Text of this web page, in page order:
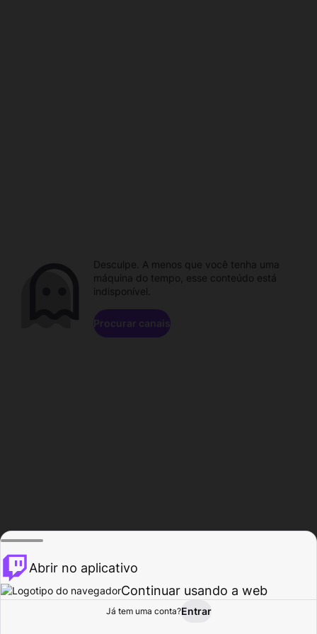
Procurar Atividade
Desculpe. A menos que você tenha uma
máquina do tempo, esse conteúdo está
indisponível.
Procurar canais
Abrir no aplicativo
Continuar usando a web
Já tem uma conta?Entrar